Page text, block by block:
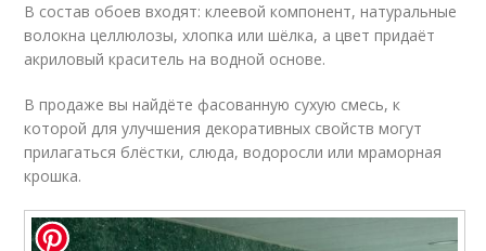
В состав обоев входят: клеевой компонент, натуральные
волокна целлюлозы, хлопка или шёлка, а цвет придаёт
акриловый краситель на водной основе.
В продаже вы найдёте фасованную сухую смесь, к
которой для улучшения декоративных свойств могут
прилагаться блёстки, слюда, водоросли или мраморная
крошка.